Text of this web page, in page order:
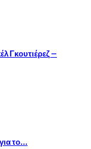
Γκουτιέρεζ –
το…